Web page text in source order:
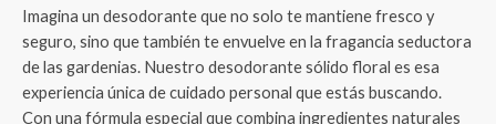
Imagina un desodorante que no solo te mantiene fresco y
seguro, sino que también te envuelve en la fragancia seductora
de las gardenias. Nuestro desodorante sólido floral es esa
experiencia única de cuidado personal que estás buscando.
Con una fórmula especial que combina ingredientes naturales